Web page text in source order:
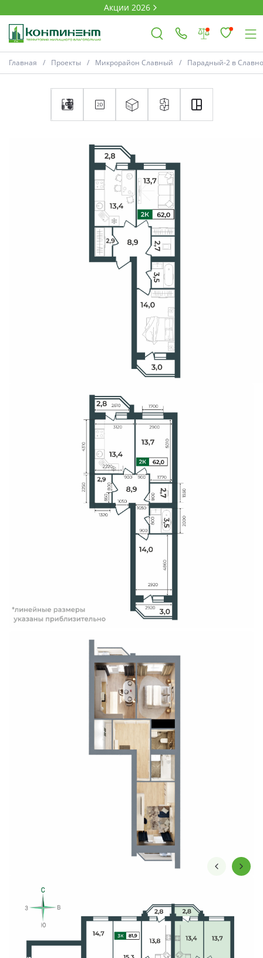
Акции 2026
Выбор недвижимости
Главная Проекты Микрорайон Славный Парадный-2 в